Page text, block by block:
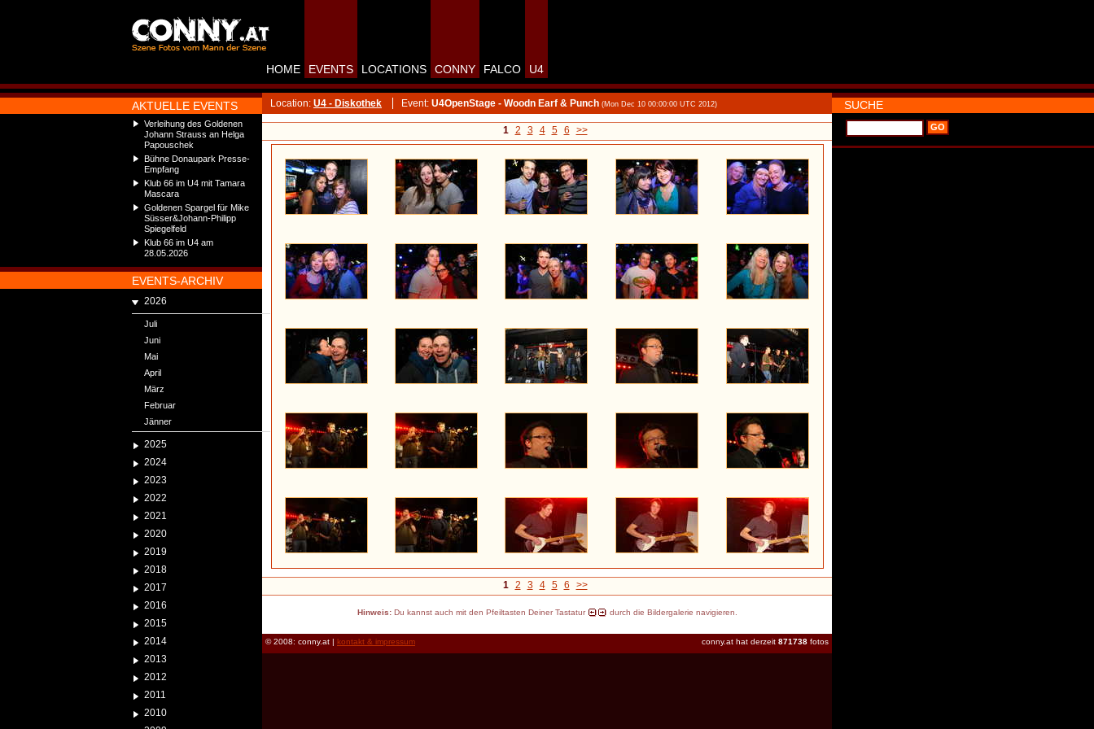
AKTUELLE EVENTS
Verleihung des Goldenen
Johann Strauss an Helga
Papouschek
Bühne Donaupark Presse-
Empfang
Klub 66 im U4 mit Tamara
Mascara
Goldenen Spargel für Mike
Süsser&Johann-Philipp
Spiegelfeld
Klub 66 im U4 am
28.05.2026
EVENTS-ARCHIV
2026
Juli
Juni
Mai
April
März
Februar
Jänner
2025
2024
2023
2022
2021
2020
2019
2018
2017
2016
2015
2014
2013
2012
2011
2010
HOME EVENTS LOCATIONS CONNY FALCO U4
Location: U4 - Diskothek Event: U4OpenStage - Woodn Earf & Punch (Mon Dec 10 00:00:00 UTC 2012)
1 2 3 4 5 6 >>
1 2 3 4 5 6 >>
Hinweis:Du kannst auch mit den Pfeiltasten Deiner Tastatur durch die Bildergalerie navigieren.
conny.at hat derzeit 871738 fotos
© 2008: conny.at | kontakt & impressum
SUCHE